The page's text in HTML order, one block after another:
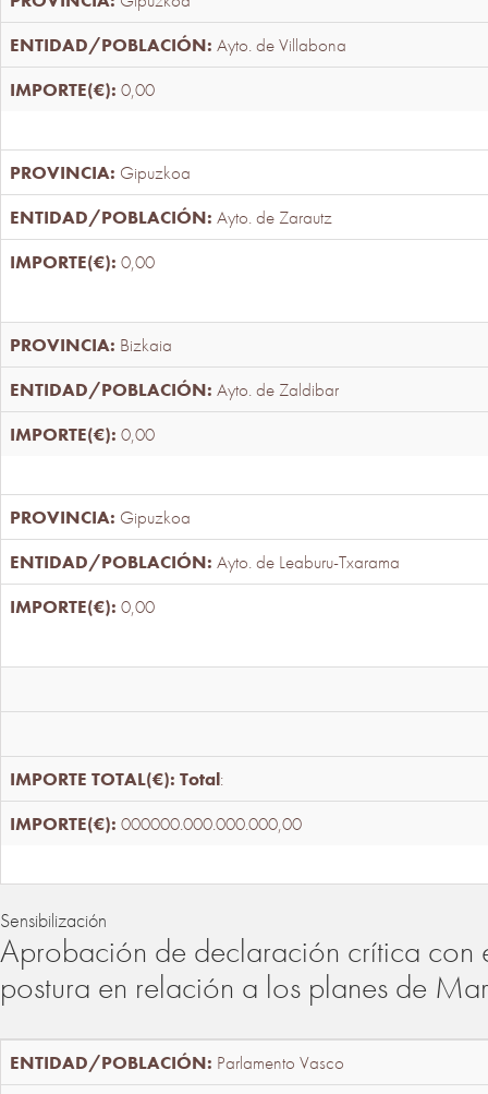
Ayto. de Villabona
0,00
Gipuzkoa
Ayto. de Zarautz
0,00
Bizkaia
Ayto. de Zaldibar
0,00
Gipuzkoa
Ayto. de Leaburu-Txarama
0,00
Total:
000000.000.000.000,00
Sensibilización
Aprobación de declaración crítica con
postura en relación a los planes de
Parlamento Vasco